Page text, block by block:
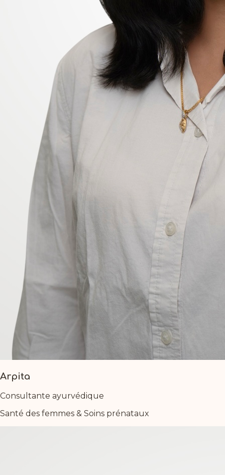
Arpita
Consultante ayurvédique
Santé des femmes & Soins prénataux